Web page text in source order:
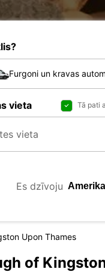
Furgoni un kravas
vieta Tā pati
Es dzīvoju
Upon Thames
of